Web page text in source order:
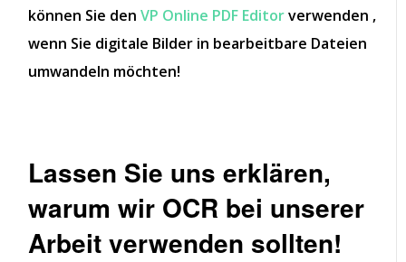
können Sie denVP Online PDF Editorverwenden ,
wenn Sie digitale Bilder in bearbeitbare Dateien
umwandeln möchten!
Lassen Sie uns erklären,
warum wir OCR bei unserer
Arbeit verwenden sollten!